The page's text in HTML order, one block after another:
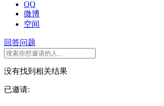
QQ
微博
空间
回答问题
没有找到相关结果
已邀请: